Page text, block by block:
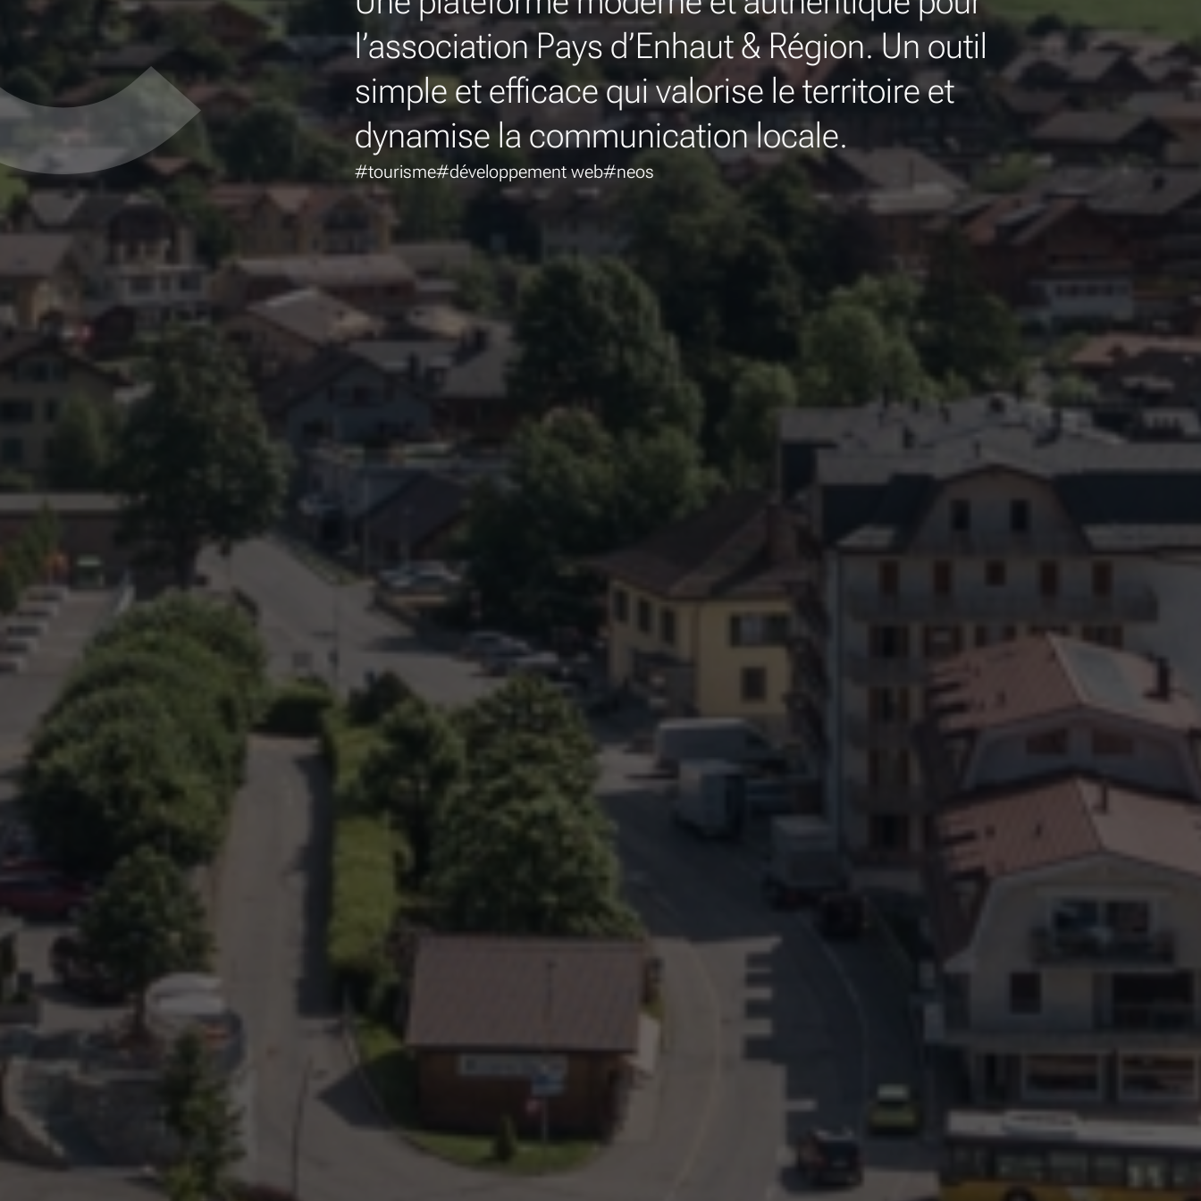
l’association Pays d’Enhaut & Région. Un outil
simple et efficace qui valorise le territoire et
dynamise la communication locale.
#tourisme#développement web#neos